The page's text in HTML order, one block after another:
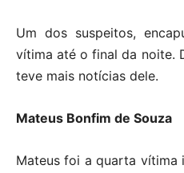
Um dos suspeitos,
vítima até o final da noite.
teve mais notícias dele.
Mateus Bonfim de Souza
Mateus foi a quarta vítima